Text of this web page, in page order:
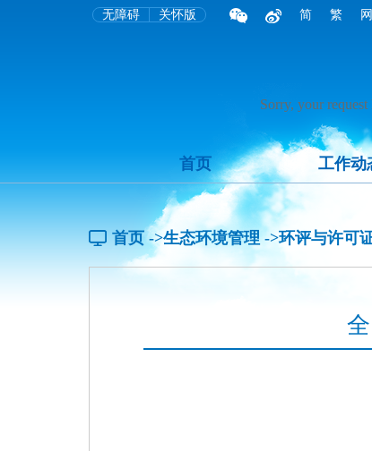
无障碍 关怀版 简 繁
首页 工作动
首页 ->生态环境管理 ->环评与许可